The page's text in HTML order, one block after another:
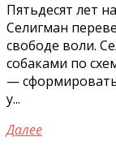
Пятьдесят лет
Селигман
свободе воли.
собаками по
— сформировать
у...
Далее